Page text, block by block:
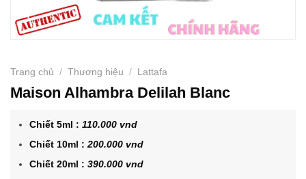
Trang chủ / Thương hiệu / Lattafa
Maison Alhambra Delilah Blanc
Chiết 5ml :110.000 vnd
Chiết 10ml :200.000 vnd
Chiết 20ml :390.000 vnd